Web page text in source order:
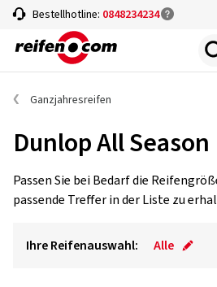
Bestellhotline: 0848234234
Ganzjahresreifen
Dunlop All Season
Passen Sie bei Bedarf die
passende Treffer in der Liste zu
Ihre Reifenauswahl: Alle